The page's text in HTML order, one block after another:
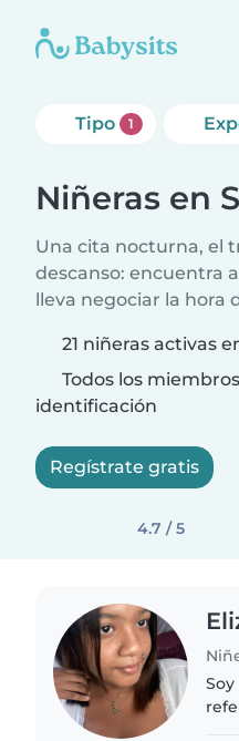
Tipo 1
Niñeras en
Una cita nocturna, el
descanso: encuentra
lleva negociar la hora
21 niñeras activas
Todos los
identificación
Regístrate gratis
4.7 / 5